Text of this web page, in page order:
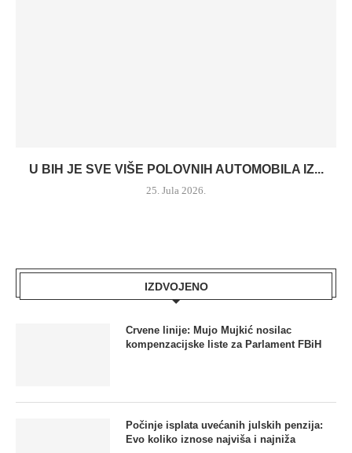
U BIH JE SVE VIŠE POLOVNIH AUTOMOBILA IZ...
25. Jula 2026.
IZDVOJENO
Crvene linije: Mujo Mujkić nosilac
kompenzacijske liste za Parlament FBiH
Počinje isplata uvećanih julskih penzija:
Evo koliko iznose najviša i najniža